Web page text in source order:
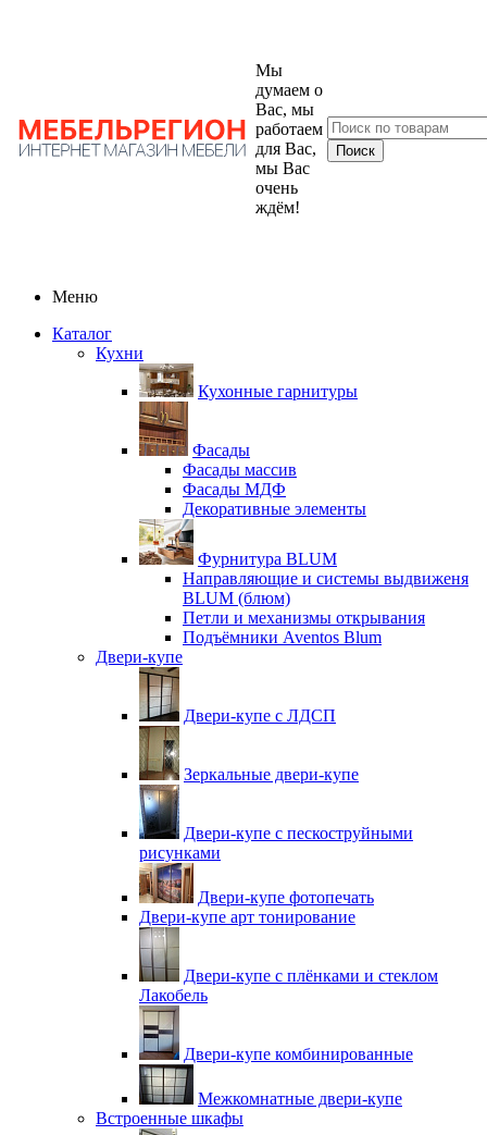
Мы
думаем о
Вас, мы
работаем
для Вас,
мы Вас
очень
ждём!
Меню
Каталог
Кухни
Кухонные гарнитуры
Фасады
Фасады массив
Фасады МДФ
Декоративные элементы
Фурнитура BLUM
Направляющие и системы выдвиженя
BLUM (блюм)
Петли и механизмы открывания
Подъёмники Aventos Blum
Двери-купе
Двери-купе с ЛДСП
Зеркальные двери-купе
Двери-купе с пескоструйными
рисунками
Двери-купе фотопечать
Двери-купе арт тонирование
Двери-купе с плёнками и стеклом
Лакобель
Двери-купе комбинированные
Межкомнатные двери-купе
Встроенные шкафы